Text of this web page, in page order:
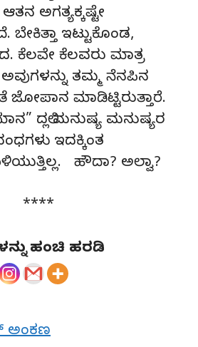
ಅಗತ್ಯಕ್ಕಷ್ಟೇ
ಬೇಕಿತ್ತಾ ಇಟ್ಟುಕೊಂಡ,
ಕೆಲವೇ ಕೆಲವರು ಮಾತ್ರ
ತಮ್ಮ ನೆನಪಿನ
ಮಾಡಿಟ್ಟಿರುತ್ತಾರೆ.
ದಲ್ಲಿ ಮನುಷ್ಯ ಮನುಷ್ಯರ
ಇದಕ್ಕಿಂತ
ಹೌದಾ? ಅಲ್ವಾ?
****
ಹಂಚಿ ಹರಡಿ